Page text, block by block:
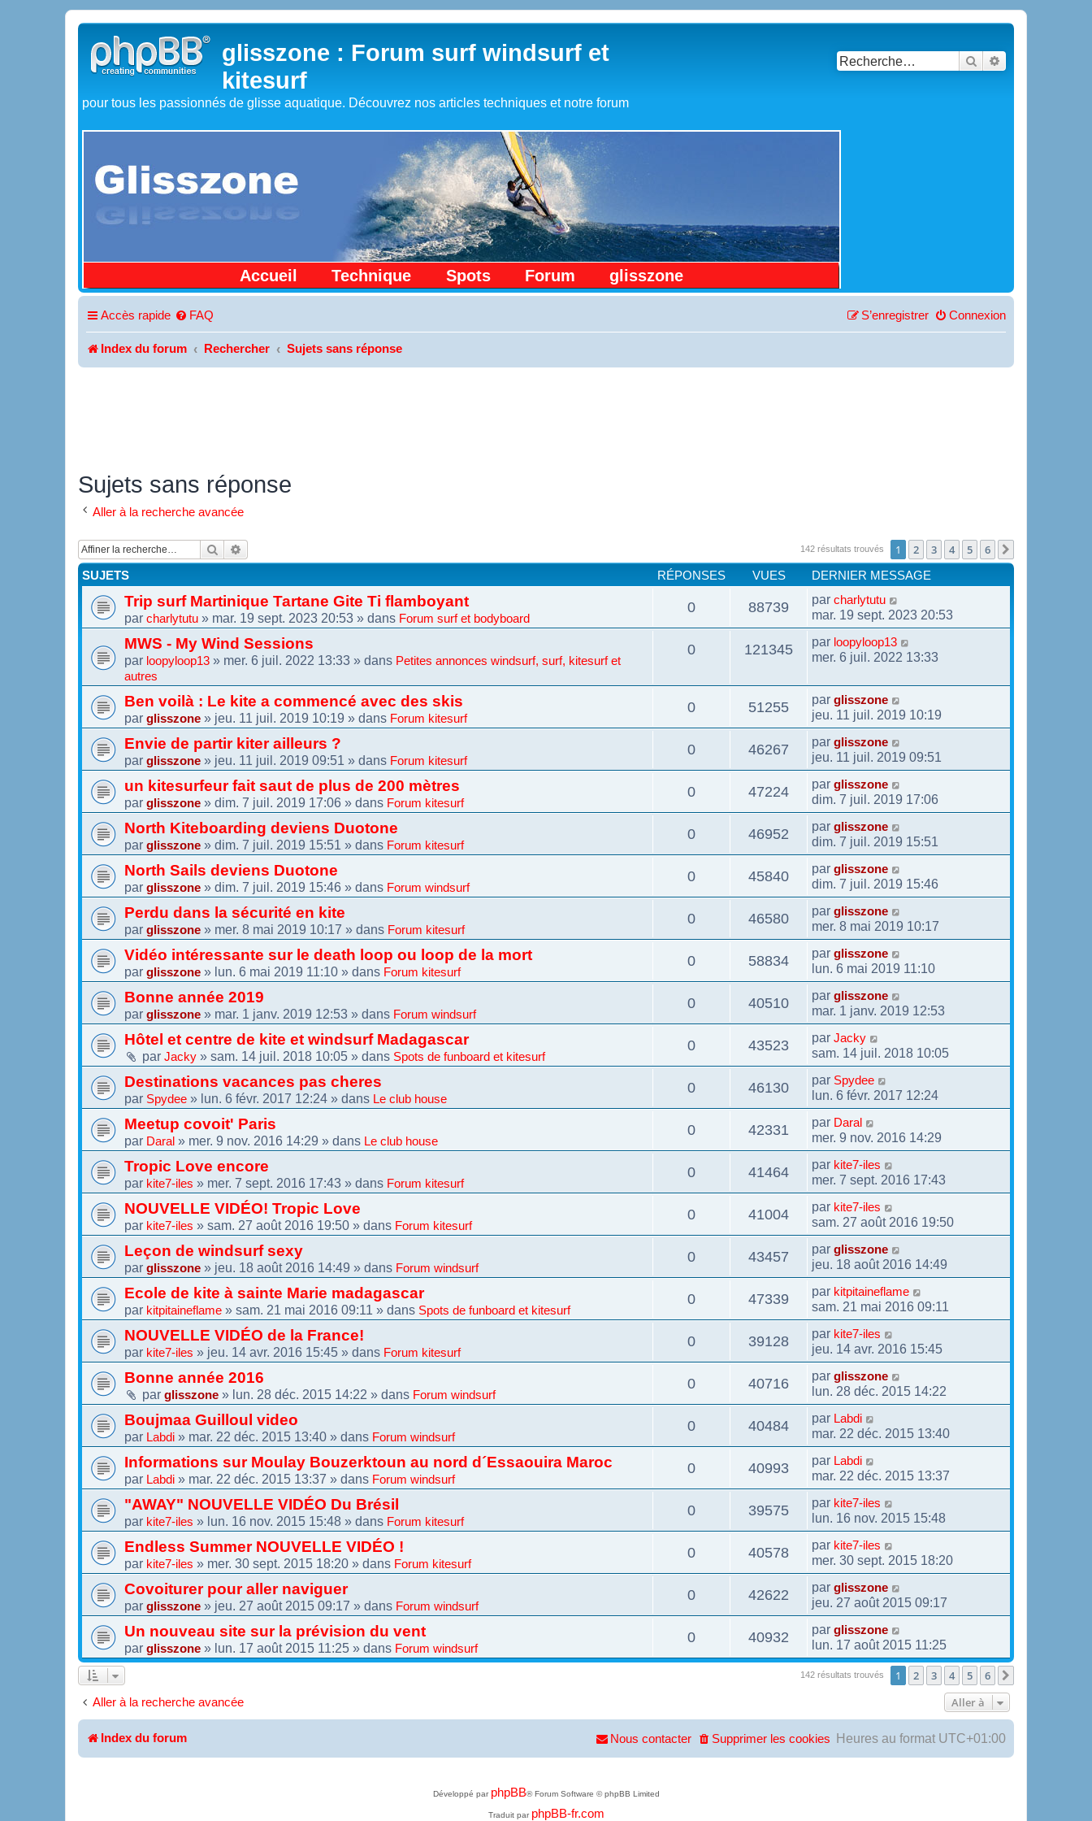
glisszone : Forum surf windsurf et
kitesurf
pour tous les passionnés de glisse aquatique. Découvrez nos articles techniques et notre forum
Accueil Technique Spots Forum glisszone
Rechercher
Accès rapide FAQ Connexion
S’enregistrer
Index du forum Rechercher Sujets sans réponse
Sujets sans réponse
Aller à la recherche avancée
Rechercher 142 résultats trouvés 1 2 3 4 5 6
SUJETS RÉPONSES VUES DERNIER MESSAGE
Trip surf Martinique Tartane Gite Ti flamboyant
par charlytutu » mar. 19 sept. 2023 20:53 » dans Forum surf et bodyboard
0 88739 par charlytutu
mar. 19 sept. 2023 20:53
MWS - My Wind Sessions
par loopyloop13 » mer. 6 juil. 2022 13:33 » dans Petites annonces windsurf, surf, kitesurf et
autres
0 121345 par loopyloop13
mer. 6 juil. 2022 13:33
Ben voilà : Le kite a commencé avec des skis
par glisszone » jeu. 11 juil. 2019 10:19 » dans Forum kitesurf
0 51255 par glisszone
jeu. 11 juil. 2019 10:19
Envie de partir kiter ailleurs ?
par glisszone » jeu. 11 juil. 2019 09:51 » dans Forum kitesurf
0 46267 par glisszone
jeu. 11 juil. 2019 09:51
un kitesurfeur fait saut de plus de 200 mètres
par glisszone » dim. 7 juil. 2019 17:06 » dans Forum kitesurf
0 47224 par glisszone
dim. 7 juil. 2019 17:06
North Kiteboarding deviens Duotone
par glisszone » dim. 7 juil. 2019 15:51 » dans Forum kitesurf
0 46952 par glisszone
dim. 7 juil. 2019 15:51
North Sails deviens Duotone
par glisszone » dim. 7 juil. 2019 15:46 » dans Forum windsurf
0 45840 par glisszone
dim. 7 juil. 2019 15:46
Perdu dans la sécurité en kite
par glisszone » mer. 8 mai 2019 10:17 » dans Forum kitesurf
0 46580 par glisszone
mer. 8 mai 2019 10:17
Vidéo intéressante sur le death loop ou loop de la mort
par glisszone » lun. 6 mai 2019 11:10 » dans Forum kitesurf
0 58834 par glisszone
lun. 6 mai 2019 11:10
Bonne année 2019
par glisszone » mar. 1 janv. 2019 12:53 » dans Forum windsurf
0 40510 par glisszone
mar. 1 janv. 2019 12:53
Hôtel et centre de kite et windsurf Madagascar
par Jacky » sam. 14 juil. 2018 10:05 » dans Spots de funboard et kitesurf
0 43523 par Jacky
sam. 14 juil. 2018 10:05
Destinations vacances pas cheres
par Spydee » lun. 6 févr. 2017 12:24 » dans Le club house
0 46130 par Spydee
lun. 6 févr. 2017 12:24
Meetup covoit' Paris
par Daral » mer. 9 nov. 2016 14:29 » dans Le club house
0 42331 par Daral
mer. 9 nov. 2016 14:29
Tropic Love encore
par kite7-iles » mer. 7 sept. 2016 17:43 » dans Forum kitesurf
0 41464 par kite7-iles
mer. 7 sept. 2016 17:43
NOUVELLE VIDÉO! Tropic Love
par kite7-iles » sam. 27 août 2016 19:50 » dans Forum kitesurf
0 41004 par kite7-iles
sam. 27 août 2016 19:50
Leçon de windsurf sexy
par glisszone » jeu. 18 août 2016 14:49 » dans Forum windsurf
0 43457 par glisszone
jeu. 18 août 2016 14:49
Ecole de kite à sainte Marie madagascar
par kitpitaineflame » sam. 21 mai 2016 09:11 » dans Spots de funboard et kitesurf
0 47339 par kitpitaineflame
sam. 21 mai 2016 09:11
NOUVELLE VIDÉO de la France!
par kite7-iles » jeu. 14 avr. 2016 15:45 » dans Forum kitesurf
0 39128 par kite7-iles
jeu. 14 avr. 2016 15:45
Bonne année 2016
par glisszone » lun. 28 déc. 2015 14:22 » dans Forum windsurf
0 40716 par glisszone
lun. 28 déc. 2015 14:22
Boujmaa Guilloul video
par Labdi » mar. 22 déc. 2015 13:40 » dans Forum windsurf
0 40484 par Labdi
mar. 22 déc. 2015 13:40
Informations sur Moulay Bouzerktoun au nord d´Essaouira Maroc
par Labdi » mar. 22 déc. 2015 13:37 » dans Forum windsurf
0 40993 par Labdi
mar. 22 déc. 2015 13:37
"AWAY" NOUVELLE VIDÉO Du Brésil
par kite7-iles » lun. 16 nov. 2015 15:48 » dans Forum kitesurf
0 39575 par kite7-iles
lun. 16 nov. 2015 15:48
Endless Summer NOUVELLE VIDÉO !
par kite7-iles » mer. 30 sept. 2015 18:20 » dans Forum kitesurf
0 40578 par kite7-iles
mer. 30 sept. 2015 18:20
Covoiturer pour aller naviguer
par glisszone » jeu. 27 août 2015 09:17 » dans Forum windsurf
0 42622 par glisszone
jeu. 27 août 2015 09:17
Un nouveau site sur la prévision du vent
par glisszone » lun. 17 août 2015 11:25 » dans Forum windsurf
0 40932 par glisszone
lun. 17 août 2015 11:25
142 résultats trouvés 1 2 3 4 5 6
Aller à la recherche avancée Aller à
Index du forum Heures au format UTC+01:00
Supprimer les cookies
Nous contacter
Développé par phpBB® Forum Software © phpBB Limited
Traduit par phpBB-fr.com